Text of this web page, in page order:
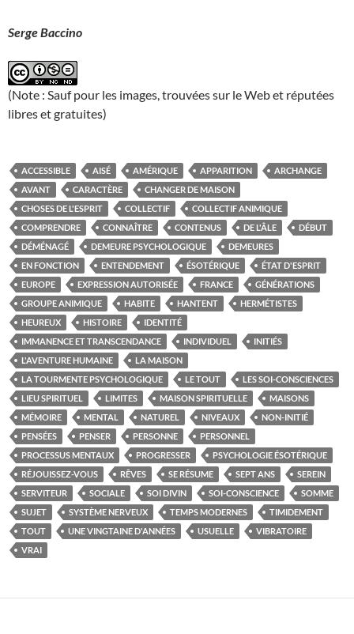
Serge Baccino
(Note : Sauf pour les images, trouvées sur le Web et réputées
libres et gratuites)
ACCESSIBLE AISÉ AMÉRIQUE APPARITION
ARCHANGE
AVANT
CARACTÈRE
CHANGER DE MAISON
CHOSES DE L'ESPRIT
COLLECTIF
COLLECTIF ANIMIQUE
COMPRENDRE
CONNAÎTRE CONTENUS DE L'ÂLE
DÉBUT
DÉMÉNAGÉ
DEMEURE PSYCHOLOGIQUE
DEMEURES
EN FONCTION
ENTENDEMENT ÉSOTÉRIQUE
ÉTAT D'ESPRIT
EUROPE
EXPRESSION AUTORISÉE FRANCE
GÉNÉRATIONS
GROUPE ANIMIQUE
HABITE HANTENT
HERMÉTISTES
HEUREUX
HISTOIRE
IDENTITÉ
IMMANENCE ET TRANSCENDANCE
INDIVIDUEL
INITIÉS
L'AVENTURE HUMAINE
LA MAISON
LA TOURMENTE PSYCHOLOGIQUE
LE TOUT
LES SOI-CONSCIENCES
LIEU SPIRITUEL
LIMITES MAISON SPIRITUELLE
MAISONS
MÉMOIRE
MENTAL NATUREL NIVEAUX
NON-INITIÉ
PENSÉES
PENSER PERSONNE
PERSONNEL
PROCESSUS MENTAUX
PROGRESSER
PSYCHOLOGIE ÉSOTÉRIQUE
RÉJOUISSEZ-VOUS
RÊVES SE RÉSUME SEPT ANS
SEREIN
SERVITEUR
SOCIALE SOI DIVIN SOI-CONSCIENCE
SOMME
SUJET
SYSTÈME NERVEUX TEMPS MODERNES
TIMIDEMENT
TOUT
UNE VINGTAINE D'ANNÉES USUELLE
VIBRATOIRE
VRAI